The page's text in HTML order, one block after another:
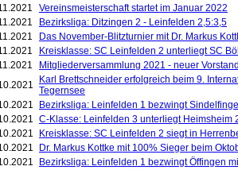
Vereinsmeisterschaft startet im Januar 2022
Bezirksliga: Ditzingen 2 - Leinfelden 2,5:3,5
Das November-Blitzturnier mit Dr. Markus
Kreisklasse: SC Leinfelden 2 unterliegt SC
Mitgliederversammlung 2021 - neuer
Karl Brettschneider erfolgreich beim 9.
Tegernsee
Bezirksliga: Leinfelden 1 bezwingt
C-Klasse: Leinfelden 3 unterliegt Heimsheim
Kreisklasse: SC Leinfelden 2 siegt in
Dr. Markus Kottke mit 100% Sieger beim
Bezirksliga: Leinfelden 1 bezwingt Öffingen